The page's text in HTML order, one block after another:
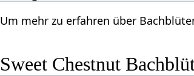
Um mehr zu erfahren über
Sweet Chestnut